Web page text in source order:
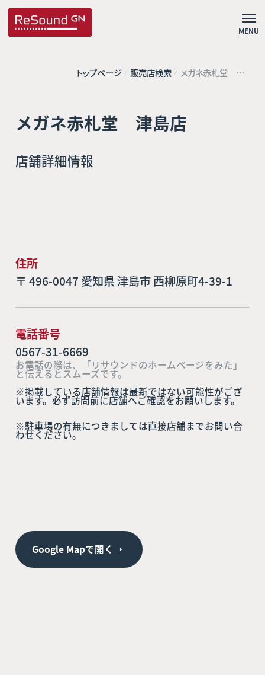
MENU
トップページ 販売店検索 メガネ赤札堂 津
島店
メガネ赤札堂 津島店
店舗詳細情報
住所
〒 496-0047 愛知県 津島市 西柳原町4-39-1
電話番号
0567-31-6669
お電話の際は、「リサウンドのホームページをみた」
と伝えるとスムーズです。
※掲載している店舗情報は最新ではない可能性がござ
います。必ず訪問前に店舗へご確認をお願いします。
※駐車場の有無につきましては直接店舗までお問い合
わせください。
Google Mapで開く